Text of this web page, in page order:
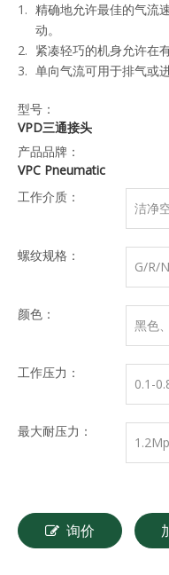
精确地允许最佳的气流
动。
紧凑轻巧的机身允许在
单向气流可用于排气或
型号：
VPD三通接头
产品品牌：
VPC Pneumatic
工作介质：
洁净
螺纹规格：
G/R/
颜色：
黑色
工作压力：
0.1-
最大耐压力：
询价